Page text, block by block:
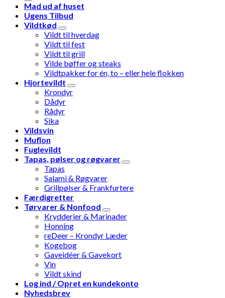
Mad ud af huset
Ugens Tilbud
Vildtkød
Vildt til hverdag
Vildt til fest
Vildt til grill
Vilde bøffer og steaks
Vildtpakker for én, to – eller hele flokken
Hjortevildt
Krondyr
Dådyr
Rådyr
Sika
Vildsvin
Muflon
Fuglevildt
Tapas, pølser og røgvarer
Tapas
Salami & Røgvarer
Grillpølser & Frankfurtere
Færdigretter
Tørvarer & Nonfood
Krydderier & Marinader
Honning
reDeer – Krondyr Læder
Kogebog
Gaveidéer & Gavekort
Vin
Vildt skind
Log ind / Opret en kundekonto
Nyhedsbrev